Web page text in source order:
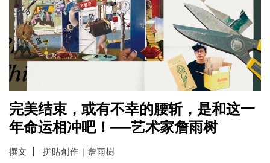
完美结束，或有不幸的腰斩，是和这一
年命运相冲吧！──艺术家詹雨树
撰文 拼貼創作｜詹雨樹